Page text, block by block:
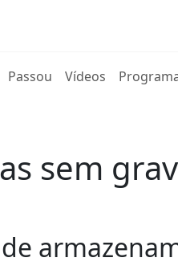
Passou Vídeos
sem